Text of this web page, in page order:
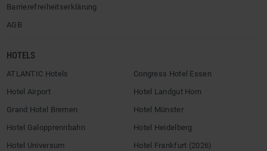
Barrierefreiheitserklärung
AGB
HOTELS
ATLANTIC Hotels
Hotel Airport
Grand Hotel Bremen
Hotel Galopprennbahn
Hotel Universum
Congress Hotel Essen
Hotel Landgut Horn
Hotel Münster
Hotel Heidelberg
Hotel Frankfurt (2026)